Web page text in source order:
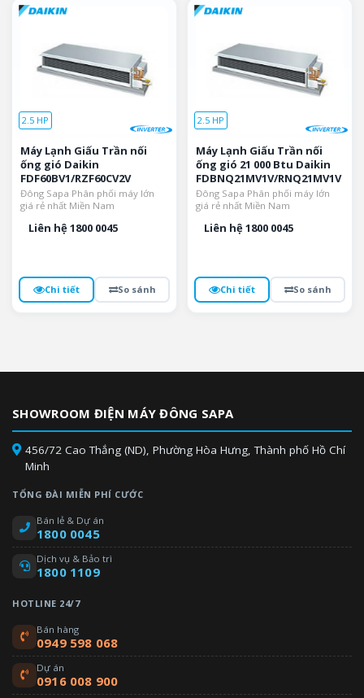
2.5 HP
Máy Lạnh Giấu Trần nối
ống gió Daikin
FDF60BV1/RZF60CV2V
Đông Sapa Phân phối máy lớn
giá rẻ nhất Miền Nam
Liên hệ 1800 0045
Chi tiết So sánh
2.5 HP
Máy Lạnh Giấu Trần nối
ống gió 21 000 Btu Daikin
FDBNQ21MV1V/RNQ21MV1V
Đông Sapa Phân phối máy lớn
giá rẻ nhất Miền Nam
Liên hệ 1800 0045
Chi tiết So sánh
SHOWROOM ĐIỆN MÁY ĐÔNG SAPA
456/72 Cao Thắng (ND), Phường Hòa Hưng, Thành phố Hồ Chí
Minh
TỔNG ĐÀI MIỄN PHÍ CƯỚC
Bán lẻ & Dự án
1800 0045
Dịch vụ & Bảo trì
1800 1109
HOTLINE 24/7
Bán hàng
0949 598 068
Dự án
0916 008 900